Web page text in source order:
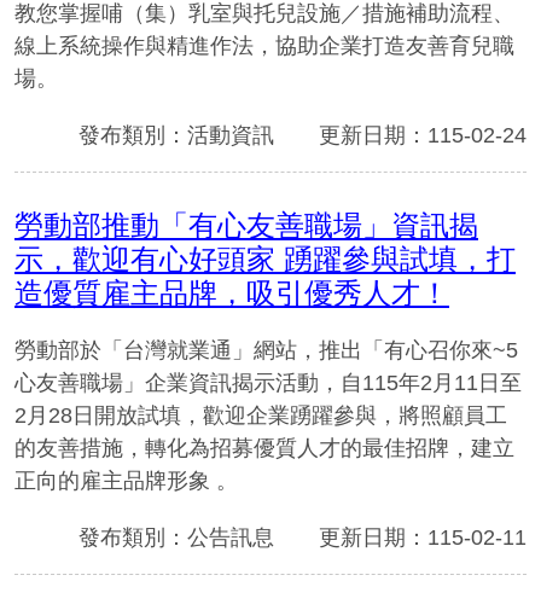
教您掌握哺（集）乳室與托兒設施／措施補助流程、
線上系統操作與精進作法，協助企業打造友善育兒職
場。
發布類別：活動資訊 更新日期：115-02-24
勞動部推動「有心友善職場」資訊揭
示，歡迎有心好頭家 踴躍參與試填，打
造優質雇主品牌，吸引優秀人才！
勞動部於「台灣就業通」網站，推出「有心召你來~5
心友善職場」企業資訊揭示活動，自115年2月11日至
2月28日開放試填，歡迎企業踴躍參與，將照顧員工
的友善措施，轉化為招募優質人才的最佳招牌，建立
正向的雇主品牌形象 。
發布類別：公告訊息 更新日期：115-02-11